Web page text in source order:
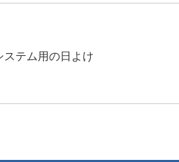
ステム用の日よけ